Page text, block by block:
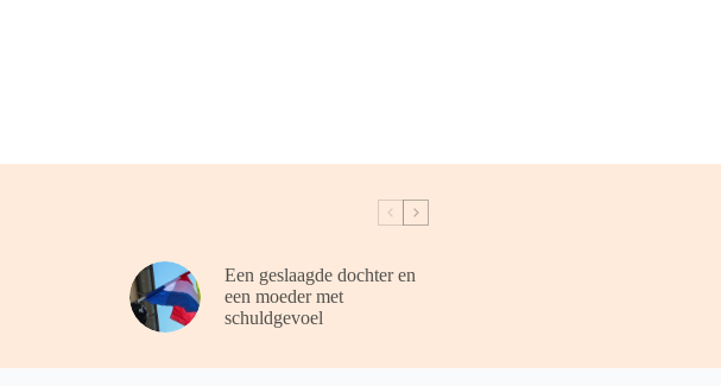
Een geslaagde dochter en
een moeder met
schuldgevoel